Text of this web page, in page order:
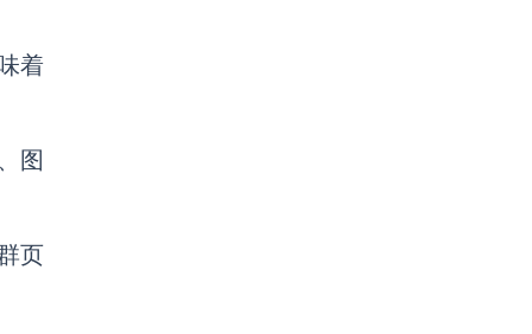
着
图
页